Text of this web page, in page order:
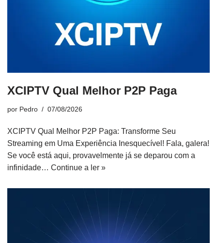
XCIPTV Qual Melhor P2P Paga
por Pedro 07/08/2026
XCIPTV Qual Melhor P2P Paga: Transforme Seu
Streaming em Uma Experiência Inesquecível! Fala, galera!
Se você está aqui, provavelmente já se deparou com a
infinidade… Continue a ler »